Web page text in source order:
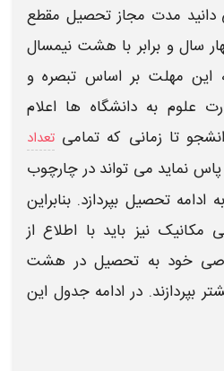
مدت مجاز تحصیل مقطع
سال و برابر با هشت نیمسال
این مهلت بر اساس تبصره و
علوم به دانشگاه ها اعلام
تا زمانی که تمامی تعداد
نماید می تواند در چارچوب
ادامه تحصیل بپردازد. بنابراین
مکانیکنیز باید با اطلاع از
خود به تحصیل در هشت
بپردازند. در ادامه جدول این